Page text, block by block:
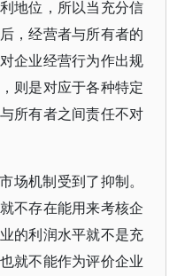
地位，所以当充分信
，经营者与所有者的
企业经营行为作出规
则是对应于各种特定
所有者之间责任不对
场机制受到了抑制。
不存在能用来考核企
的利润水平就不是充
就不能作为评价企业